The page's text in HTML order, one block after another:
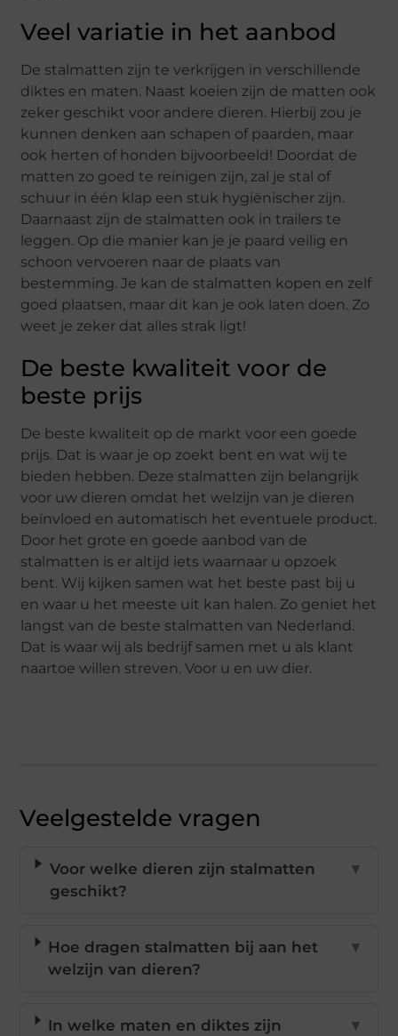
Veel variatie in het aanbod
De stalmatten zijn te verkrijgen in verschillende
diktes en maten. Naast koeien zijn de matten ook
zeker geschikt voor andere dieren. Hierbij zou je
kunnen denken aan schapen of paarden, maar
ook herten of honden bijvoorbeeld! Doordat de
matten zo goed te reinigen zijn, zal je stal of
schuur in één klap een stuk hygiënischer zijn.
Daarnaast zijn de stalmatten ook in trailers te
leggen. Op die manier kan je je paard veilig en
schoon vervoeren naar de plaats van
bestemming. Je kan de stalmatten kopen en zelf
goed plaatsen, maar dit kan je ook laten doen. Zo
weet je zeker dat alles strak ligt!
De beste kwaliteit voor de
beste prijs
De beste kwaliteit op de markt voor een goede
prijs. Dat is waar je op zoekt bent en wat wij te
bieden hebben. Deze stalmatten zijn belangrijk
voor uw dieren omdat het welzijn van je dieren
beïnvloed en automatisch het eventuele product.
Door het grote en goede aanbod van de
stalmatten is er altijd iets waarnaar u opzoek
bent. Wij kijken samen wat het beste past bij u
en waar u het meeste uit kan halen. Zo geniet het
langst van de beste stalmatten van Nederland.
Dat is waar wij als bedrijf samen met u als klant
naartoe willen streven. Voor u en uw dier.
Veelgestelde vragen
Voor welke dieren zijn stalmatten
geschikt?
▼
Hoe dragen stalmatten bij aan het
welzijn van dieren?
▼
In welke maten en diktes zijn
▼